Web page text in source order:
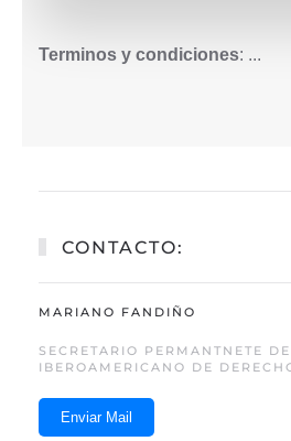
Terminos y condiciones: ...
CONTACTO:
MARIANO FANDIÑO
SECRETARIO PERMANTNETE
IBEROAMERICANO DE
Enviar Mail